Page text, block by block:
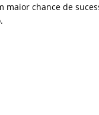
maior chance de